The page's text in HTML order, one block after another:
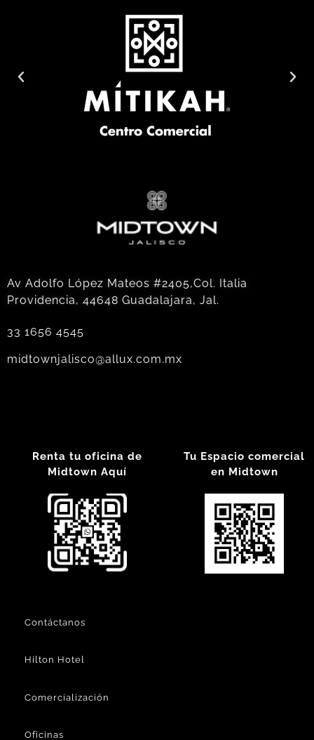
Av Adolfo López Mateos #2405,Col. Italia
Providencia, 44648 Guadalajara, Jal.
33 1656 4545
midtownjalisco@allux.com.mx
Renta tu oficina de
Midtown Aquí
Tu Espacio comercial
en Midtown
Contáctanos
Hilton Hotel
Comercialización
Oficinas